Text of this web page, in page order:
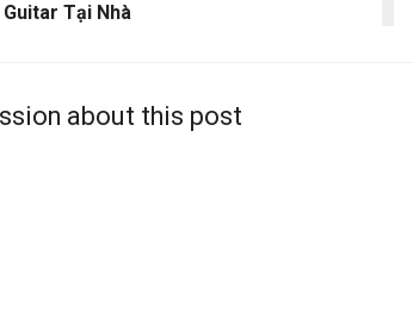
Guitar Tại Nhà
about this post